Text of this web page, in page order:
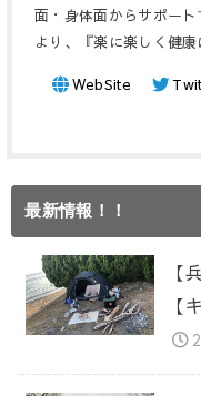
面・身体面からサポー
より、『楽に楽しく健康
WebSite
最新情報！！
【
【